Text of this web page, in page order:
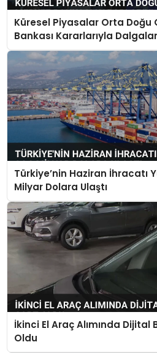
Küresel Piyasalar Orta Doğu
Bankası Kararlarıyla
Türkiye’nin Haziran İhracatı
Milyar Dolara Ulaştı
İkinci El Araç Alımında Dijital
Oldu